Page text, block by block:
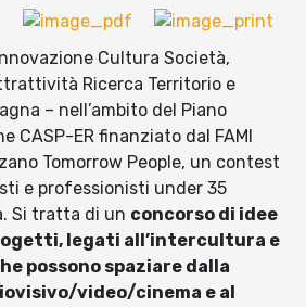
Cultura Società,
Ricerca Territorio e
– nell’ambito del Piano
CASP-ER finanziato dal FAMI
Tomorrow People, un contest
e professionisti under 35
Si tratta di un concorso di idee
legati all’intercultura e
possono spaziare dalla
video/cinema e al